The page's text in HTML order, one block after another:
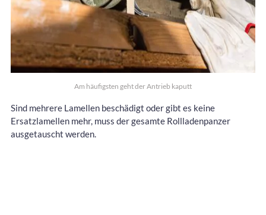
Am häufigsten geht der Antrieb kaputt
Sind mehrere Lamellen beschädigt oder gibt es keine
Ersatzlamellen mehr, muss der gesamte Rollladenpanzer
ausgetauscht werden.